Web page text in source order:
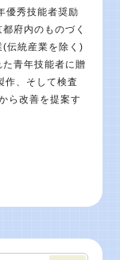
優秀技能者奨励
府内のものづく
(伝統産業を除く)
た青年技能者に贈
作、そして検査
ら改善を提案す